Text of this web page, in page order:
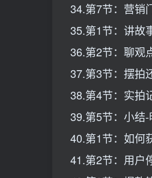
34.第7节：营销
35.第1节：讲故
36.第2节：聊观
37.第3节：摆拍
38.第4节：实拍
39.第5节：小结
40.第1节：如何
41.第2节：用户